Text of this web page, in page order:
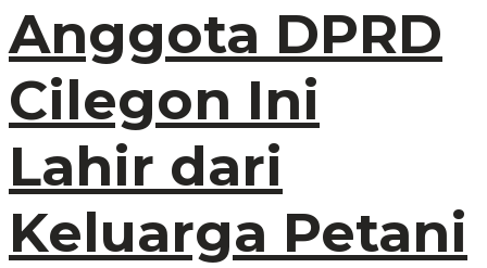
Anggota DPRD
Cilegon Ini
Lahir dari
Keluarga Petani